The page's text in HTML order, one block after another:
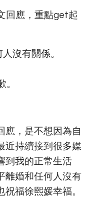
回應，重點get起
沒有關係。
。
應，是不想因為自
近持續接到很多媒
到我的正常生活
離婚和任何人沒有
福徐熙媛幸福。